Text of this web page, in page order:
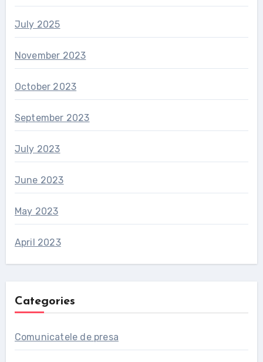
July 2025
November 2023
October 2023
September 2023
July 2023
June 2023
May 2023
April 2023
Categories
Comunicatele de presa